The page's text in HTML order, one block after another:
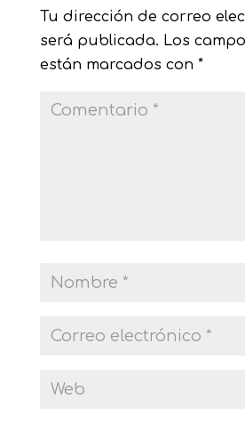
Tu dirección de correo
será publicada. Los
están marcados con *